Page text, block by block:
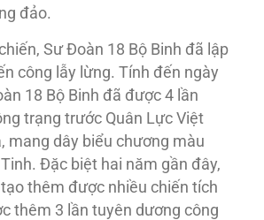
đảo.
Sư Ðoàn 18 Bộ Binh đã lập
công lẫy lừng. Tính đến ngày
18 Bộ Binh đã được 4 lần
trạng trước Quân Lực Việt
mang dây biểu chương màu
Ðặc biệt hai năm gần đây,
thêm được nhiều chiến tích
thêm 3 lần tuyên dương công